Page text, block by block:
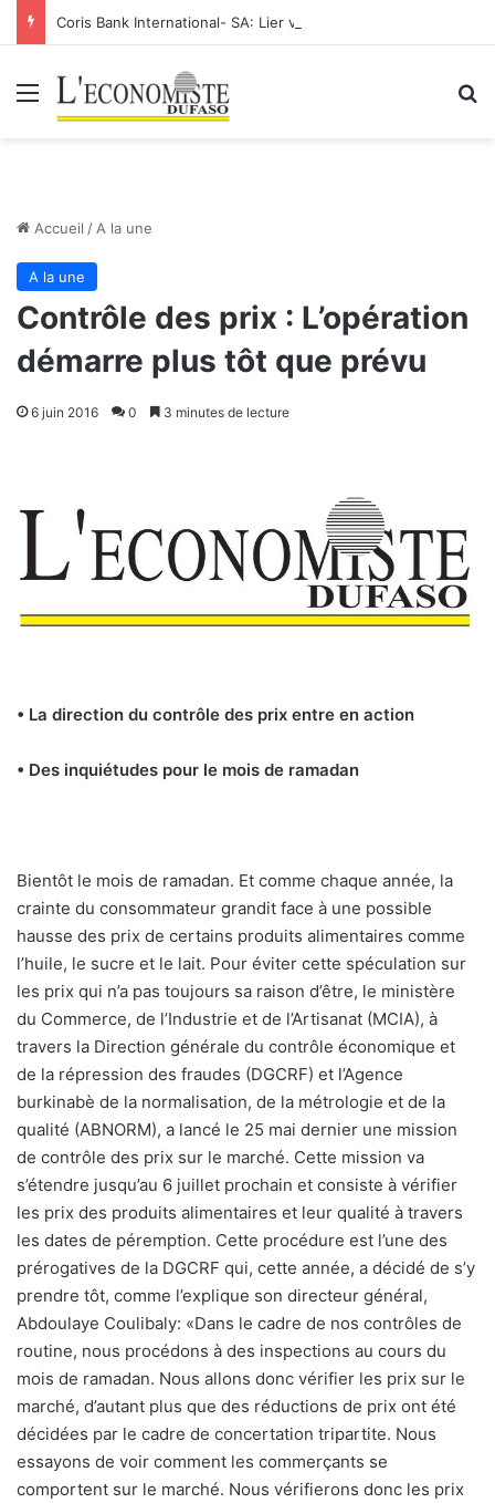
Menu
Accueil / A la une
A la une
Contrôle des prix : L’opération
démarre plus tôt que prévu
6 juin 2016 0 3 minutes de lecture
• La direction du contrôle des prix entre en action
• Des inquiétudes pour le mois de ramadan
Bientôt le mois de ramadan. Et comme chaque année, la
crainte du consommateur grandit face à une possible
hausse des prix de certains produits alimentaires comme
l’huile, le sucre et le lait. Pour éviter cette spéculation sur
les prix qui n’a pas toujours sa raison d’être, le ministère
du Commerce, de l’Industrie et de l’Artisanat (MCIA), à
travers la Direction générale du contrôle économique et
de la répression des fraudes (DGCRF) et l’Agence
burkinabè de la normalisation, de la métrologie et de la
qualité (ABNORM), a lancé le 25 mai dernier une mission
de contrôle des prix sur le marché. Cette mission va
s’étendre jusqu’au 6 juillet prochain et consiste à vérifier
les prix des produits alimentaires et leur qualité à travers
les dates de péremption. Cette procédure est l’une des
prérogatives de la DGCRF qui, cette année, a décidé de s’y
prendre tôt, comme l’explique son directeur général,
Abdoulaye Coulibaly: «Dans le cadre de nos contrôles de
routine, nous procédons à des inspections au cours du
mois de ramadan. Nous allons donc vérifier les prix sur le
marché, d’autant plus que des réductions de prix ont été
décidées par le cadre de concertation tripartite. Nous
essayons de voir comment les commerçants se
comportent sur le marché. Nous vérifierons donc les prix